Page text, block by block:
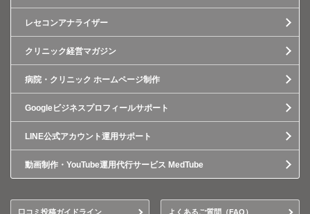
レセコンアナライザー
クリニック経営マガジン
病院・クリニック ホームページ制作
Googleビジネスプロフィールサポート
LINE公式アカウント運用サポート
動画制作・YouTube運用代行サービス MedTube
口コミ投稿ガイドライン よくあるご質問（FAQ）